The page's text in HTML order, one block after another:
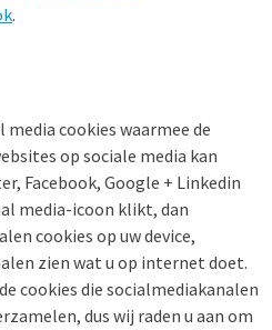
.
cookies waarmee de
op sociale media kan
Facebook, Google + Linkedin
media-icoon klikt, dan
cookies op uw device,
zien wat u op internet doet.
cookies die socialmediakanalen
dus wij raden u aan om